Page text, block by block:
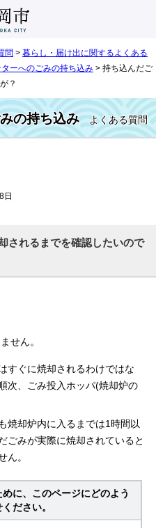
問 > 暮らし・届け出に関するよくある
ーへのごみの持ち込み > 持ち込んだご
？
の持ち込みよくある質問
日
されるまでを確認したいので
せん。
すぐに焼却されるわけではな
次、ごみ投入ホッパ(焼却炉の
焼却炉内に入るまでは1時間以
ごみが実際に焼却されていると
ん。
に、このページにどのよう
ださい。